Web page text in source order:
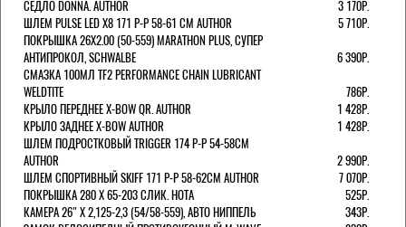
СЕДЛО DONNA. AUTHOR
3 170Р.
ШЛЕМ PULSE LED X8 171 Р-Р 58-61 СМ AUTHOR
5 710Р.
ПОКРЫШКА 26X2.00 (50-559) MARATHON PLUS, СУПЕР
АНТИПРОКОЛ, SCHWALBE
6 390Р.
СМАЗКА 100МЛ TF2 PERFORMANCE CHAIN LUBRICANT
WELDTITE
786Р.
КРЫЛО ПЕРЕДНЕЕ X-BOW QR. AUTHOR
1 428Р.
КРЫЛО ЗАДНЕЕ X-BOW AUTHOR
1 428Р.
ШЛЕМ ПОДРОСТКОВЫЙ TRIGGER 174 Р-Р 54-58СМ
AUTHOR
2 990Р.
ШЛЕМ СПОРТИВНЫЙ SKIFF 171 Р-Р 58-62СМ AUTHOR
7 070Р.
ПОКРЫШКА 280 X 65-203 СЛИК. HOTA
525Р.
КАМЕРА 26" X 2,125-2,3 (54/58-559), АВТО НИППЕЛЬ
343Р.